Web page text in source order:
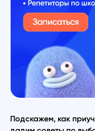
Подскажем, как